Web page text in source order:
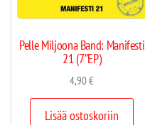
Pelle Miljoona Band: Manifesti
21 (7”EP)
4,90€
Lisää ostoskoriin